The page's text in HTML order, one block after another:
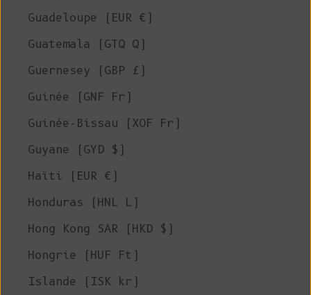
Guadeloupe (EUR €)
Guatemala (GTQ Q)
Guernesey (GBP £)
Guinée (GNF Fr)
Guinée-Bissau (XOF Fr)
Guyane (GYD $)
Haïti (EUR €)
Honduras (HNL L)
Hong Kong SAR (HKD $)
Hongrie (HUF Ft)
Islande (ISK kr)